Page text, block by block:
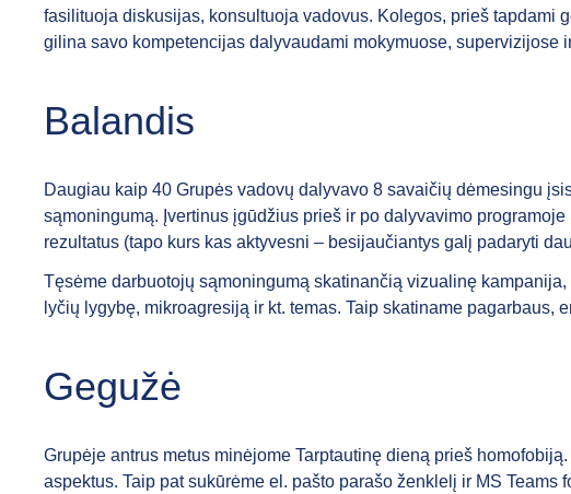
fasilituoja diskusijas, konsultuoja vadovus. Kolegos, prieš tapdami
gilina savo kompetencijas dalyvaudami mokymuose,
Balandis
Daugiau kaip 40 Grupės vadovų dalyvavo 8 savaičių dėmesingu
sąmoningumą. Įvertinus įgūdžius prieš ir po dalyvavimo
rezultatus (tapo kurs kas aktyvesni – besijaučiantys galį padaryti
Tęsėme darbuotojų sąmoningumą skatinančią vizualinę
lyčių lygybę, mikroagresiją ir kt. temas. Taip skatiname
Gegužė
Grupėje antrus metus minėjome Tarptautinę dieną prieš
aspektus. Taip pat sukūrėme el. pašto parašo ženklelį ir MS